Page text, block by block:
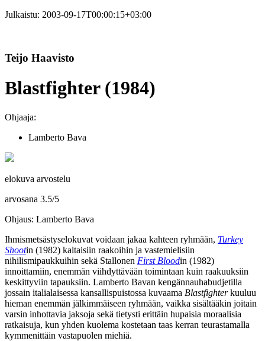
Julkaistu: 2003-09-17T00:00:15+03:00
Teijo Haavisto
Blastfighter (1984)
Ohjaaja:
Lamberto Bava
elokuva arvostelu
arvosana 3.5/5
Ohjaus: Lamberto Bava
Ihmismetsästyselokuvat voidaan jakaa kahteen ryhmään, Turkey
Shootin (1982) kaltaisiin raakoihin ja vastemielisiin
nihilismipaukkuihin sekä Stallonen First Bloodin (1982)
innoittamiin, enemmän viihdyttävään toimintaan kuin raakuuksiin
keskittyviin tapauksiin. Lamberto Bavan kengännauhabudjetilla
jossain italialaisessa kansallispuistossa kuvaama Blastfighterkuuluu
hieman enemmän jälkimmäiseen ryhmään, vaikka sisältääkin joitain
varsin inhottavia jaksoja sekä tietysti erittäin hupaisia moraalisia
ratkaisuja, kun yhden kuolema kostetaan taas kerran teurastamalla
kymmenittäin vastapuolen miehiä.